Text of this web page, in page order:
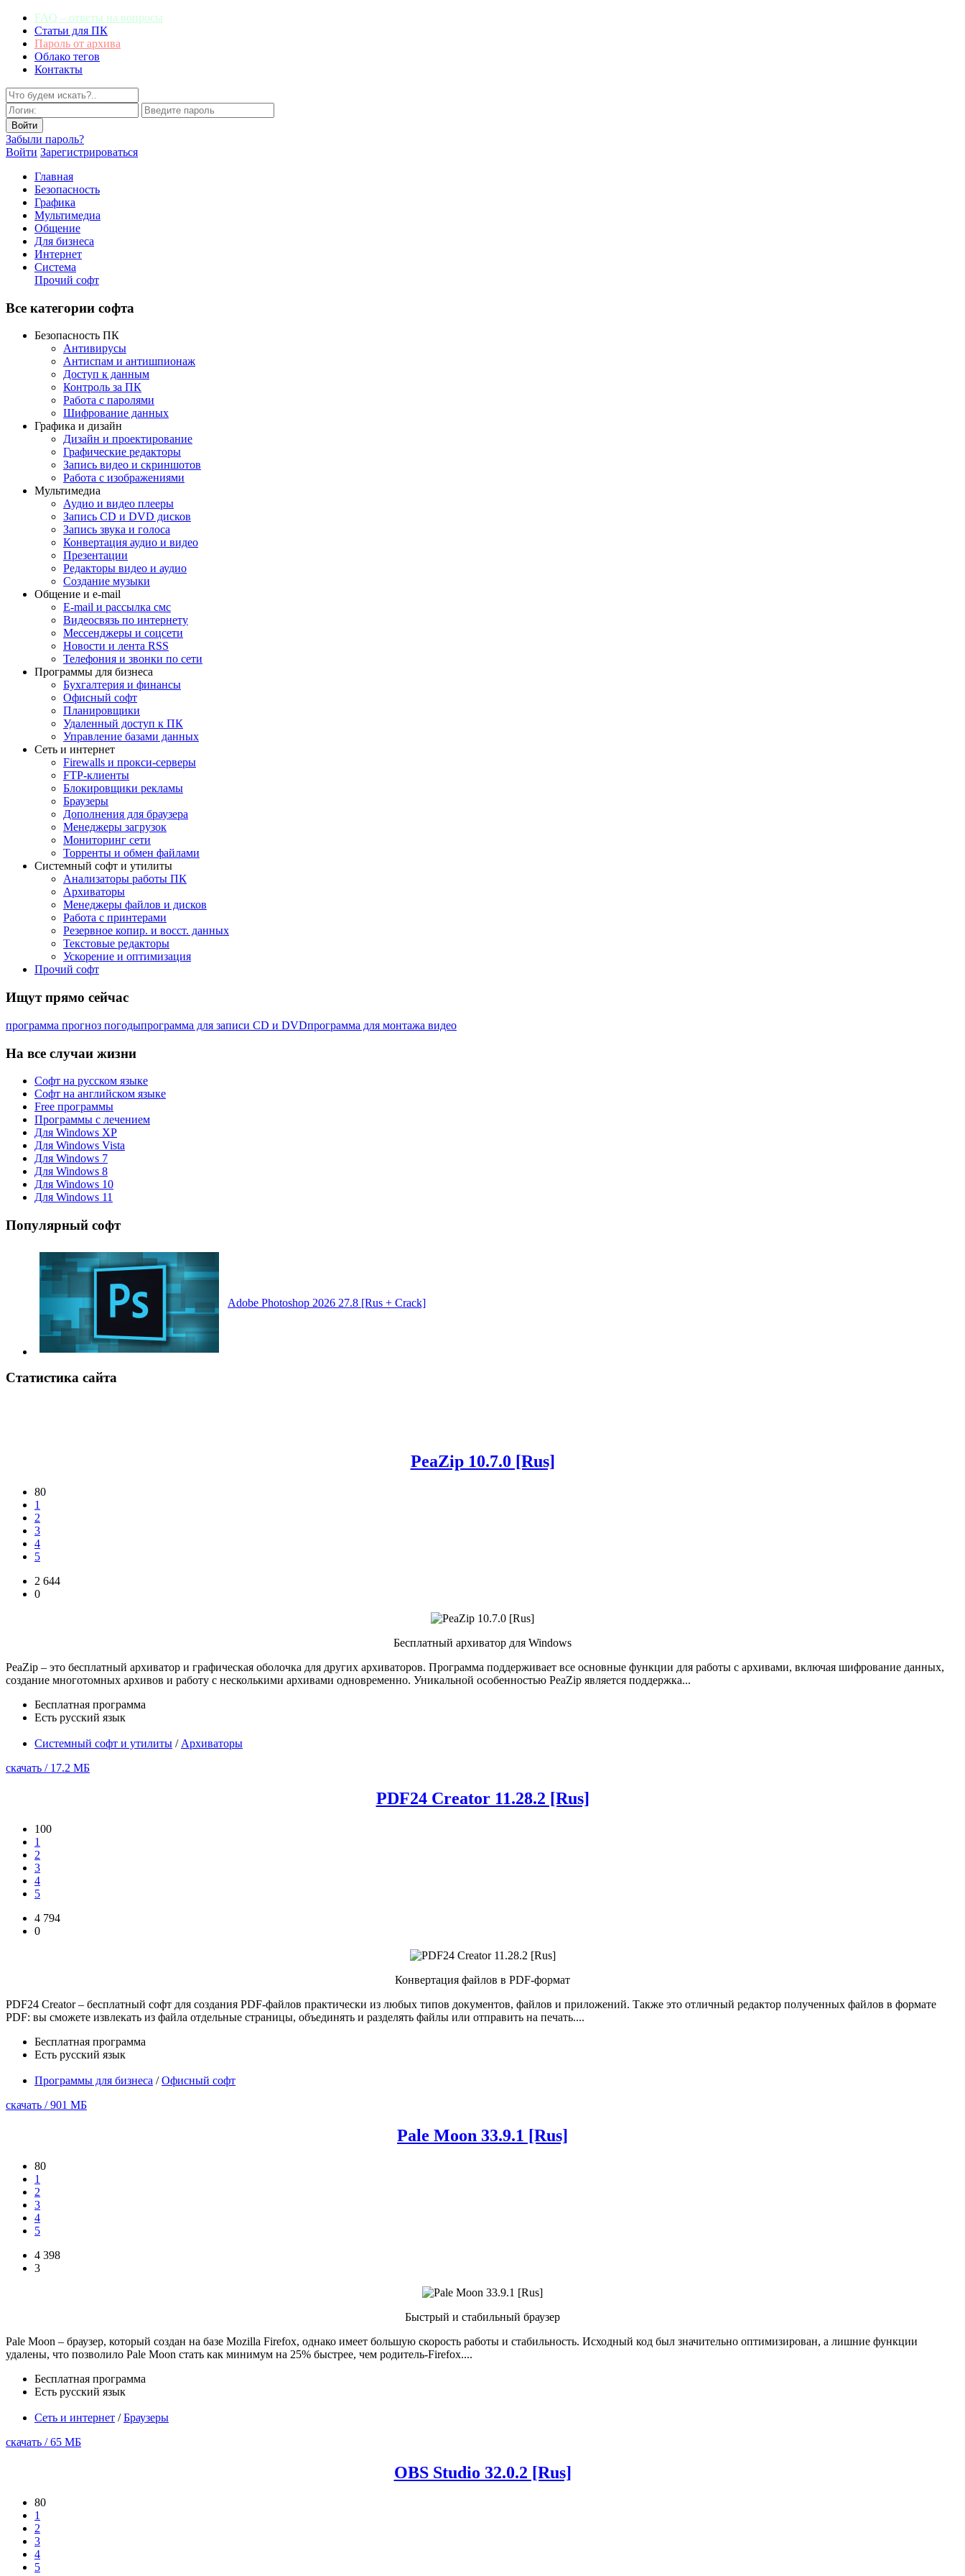
FAQ – ответы на вопросы
Статьи для ПК
Пароль от архива
Облако тегов
Контакты
Забыли пароль?
Войти Зарегистрироваться
Главная
Безопасность
Графика
Мультимедиа
Общение
Для бизнеса
Интернет
Система
Прочий софт
Все категории софта
Безопасность ПК
Антивирусы
Антиспам и антишпионаж
Доступ к данным
Контроль за ПК
Работа с паролями
Шифрование данных
Графика и дизайн
Дизайн и проектирование
Графические редакторы
Запись видео и скриншотов
Работа с изображениями
Мультимедиа
Аудио и видео плееры
Запись CD и DVD дисков
Запись звука и голоса
Конвертация аудио и видео
Презентации
Редакторы видео и аудио
Создание музыки
Общение и e-mail
E-mail и рассылка смс
Видеосвязь по интернету
Мессенджеры и соцсети
Новости и лента RSS
Телефония и звонки по сети
Программы для бизнеса
Бухгалтерия и финансы
Офисный софт
Планировщики
Удаленный доступ к ПК
Управление базами данных
Сеть и интернет
Firewalls и прокси-серверы
FTP-клиенты
Блокировщики рекламы
Браузеры
Дополнения для браузера
Менеджеры загрузок
Мониторинг сети
Торренты и обмен файлами
Системный софт и утилиты
Анализаторы работы ПК
Архиваторы
Менеджеры файлов и дисков
Работа с принтерами
Резервное копир. и восст. данных
Текстовые редакторы
Ускорение и оптимизация
Прочий софт
Ищут прямо сейчас
программа прогноз погодыпрограмма для записи CD и DVDпрограмма для монтажа видео
На все случаи жизни
Софт на русском языке
Софт на английском языке
Free программы
Программы с лечением
Для Windows XP
Для Windows Vista
Для Windows 7
Для Windows 8
Для Windows 10
Для Windows 11
Популярный софт
Adobe Photoshop 2026 27.8 [Rus + Crack]
Статистика сайта
PeaZip 10.7.0 [Rus]
80
1
2
3
4
5
2 644
0
Бесплатный архиватор для Windows
PeaZip – это бесплатный архиватор и графическая оболочка для других архиваторов. Программа поддерживает все основные функции для работы с архивами, включая шифрование данных,
создание многотомных архивов и работу с несколькими архивами одновременно. Уникальной особенностью PeaZip является поддержка...
Бесплатная программа
Есть русский язык
Системный софт и утилиты / Архиваторы
скачать / 17.2 МБ
PDF24 Creator 11.28.2 [Rus]
100
1
2
3
4
5
4 794
0
Конвертация файлов в PDF-формат
PDF24 Creator – бесплатный софт для создания PDF-файлов практически из любых типов документов, файлов и приложений. Также это отличный редактор полученных файлов в формате
PDF: вы сможете извлекать из файла отдельные страницы, объединять и разделять файлы или отправить на печать....
Бесплатная программа
Есть русский язык
Программы для бизнеса /Офисный софт
скачать / 901 МБ
Pale Moon 33.9.1 [Rus]
80
1
2
3
4
5
4 398
3
Быстрый и стабильный браузер
Pale Moon – браузер, который создан на базе Mozilla Firefox, однако имеет большую скорость работы и стабильность. Исходный код был значительно оптимизирован, а лишние функции
удалены, что позволило Pale Moon стать как минимум на 25% быстрее, чем родитель-Firefox....
Бесплатная программа
Есть русский язык
Сеть и интернет /Браузеры
скачать / 65 МБ
OBS Studio 32.0.2 [Rus]
80
1
2
3
4
5